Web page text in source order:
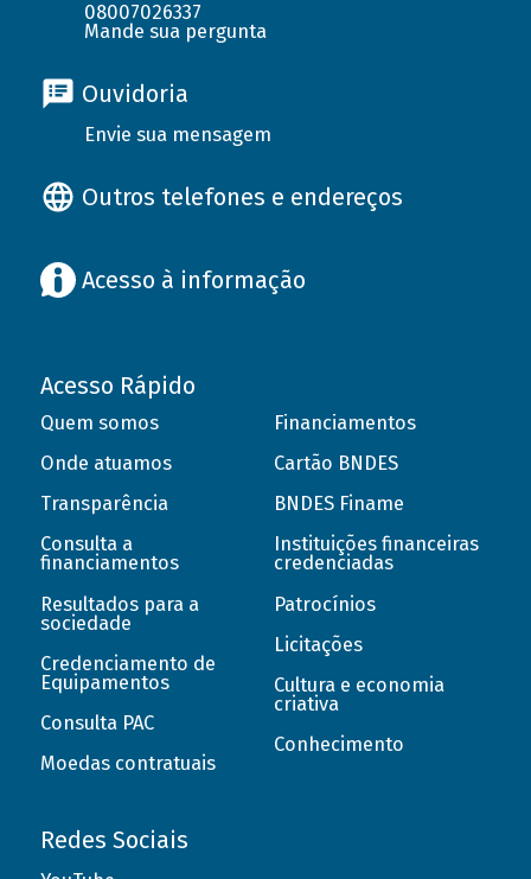
08007026337
Mande sua pergunta
Ouvidoria
Envie sua mensagem
Outros telefones e endereços
Acesso à informação
Acesso Rápido
Quem somos
Onde atuamos
Transparência
Consulta a
financiamentos
Resultados para a
sociedade
Credenciamento de
Equipamentos
Consulta PAC
Moedas contratuais
Financiamentos
Cartão BNDES
BNDES Finame
Instituições financeiras
credenciadas
Patrocínios
Licitações
Cultura e economia
criativa
Conhecimento
Redes Sociais